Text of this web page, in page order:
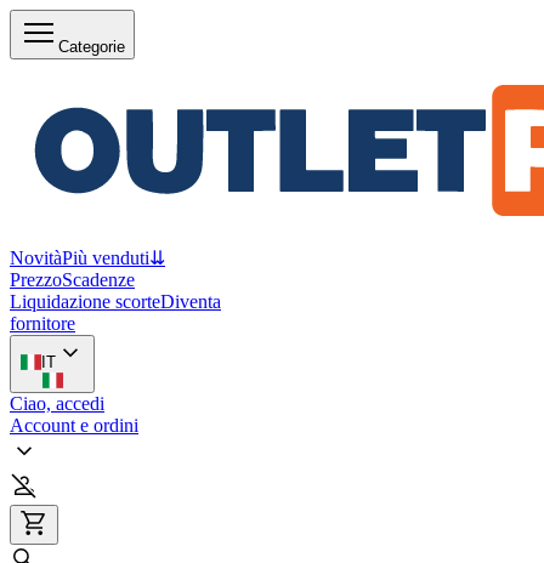
Categorie
NovitàPiù venduti⇊
PrezzoScadenze
Liquidazione scorteDiventa
fornitore
IT
Ciao, accedi
Account e ordini